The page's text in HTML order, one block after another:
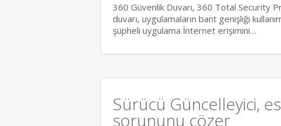
360 Güvenlik Duvarı, 360 Total Security
duvarı, uygulamaların bant genişliği
şüpheli uygulama İnternet erişimini…
Sürücü Güncelleyici,
sorununu çözer